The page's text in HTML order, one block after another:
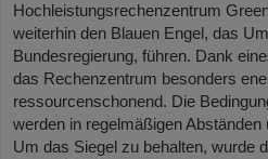
Hochleistungsrechenzentrum
weiterhin den Blauen Engel, das
Bundesregierung, führen. Dank
das Rechenzentrum besonders
ressourcenschonend. Die
werden in regelmäßigen Abständen
Um das Siegel zu behalten, wurde